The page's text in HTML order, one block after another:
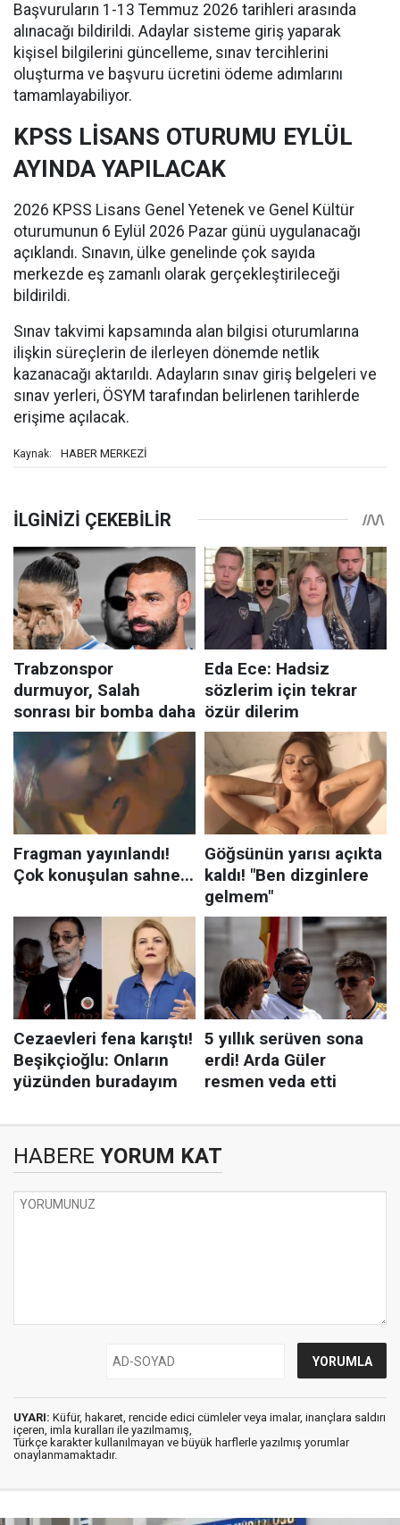
Başvuruların 1-13 Temmuz 2026 tarihleri arasında
alınacağı bildirildi. Adaylar sisteme giriş yaparak
kişisel bilgilerini güncelleme, sınav tercihlerini
oluşturma ve başvuru ücretini ödeme adımlarını
tamamlayabiliyor.
KPSS LİSANS OTURUMU EYLÜL
AYINDA YAPILACAK
2026 KPSS Lisans Genel Yetenek ve Genel Kültür
oturumunun 6 Eylül 2026 Pazar günü uygulanacağı
açıklandı. Sınavın, ülke genelinde çok sayıda
merkezde eş zamanlı olarak gerçekleştirileceği
bildirildi.
Sınav takvimi kapsamında alan bilgisi oturumlarına
ilişkin süreçlerin de ilerleyen dönemde netlik
kazanacağı aktarıldı. Adayların sınav giriş belgeleri ve
sınav yerleri, ÖSYM tarafından belirlenen tarihlerde
erişime açılacak.
Kaynak: HABER MERKEZİ
HABERE YORUM KAT
UYARI: Küfür, hakaret, rencide edici cümleler veya imalar, inançlara saldırı
içeren, imla kuralları ile yazılmamış,
Türkçe karakter kullanılmayan ve büyük harflerle yazılmış yorumlar
onaylanmamaktadır.